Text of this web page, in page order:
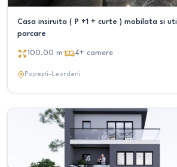
Casa insiruita ( P +1 + curte ) mobilata si
parcare
100.00 m² 4+ camere
Popești-Leordeni